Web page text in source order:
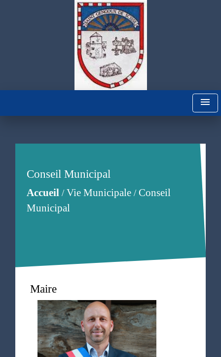
menu
Conseil Municipal
Accueil/Vie Municipale/Conseil
Municipal
Maire